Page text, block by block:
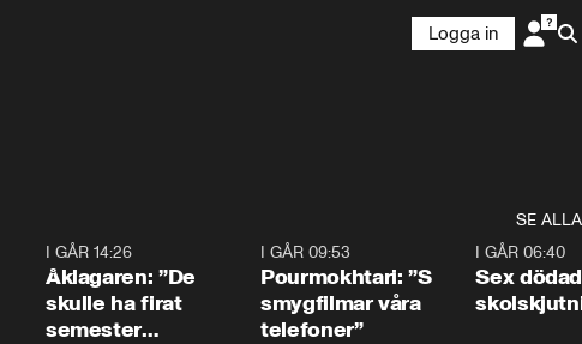
Logga in
SE ALLA
I GÅR 14:26
Åklagaren: ”De
skulle ha firat
semester
I GÅR 09:53
Pourmokhtari: ”S
smygfilmar våra
telefoner”
I GÅR 06:40
Sex